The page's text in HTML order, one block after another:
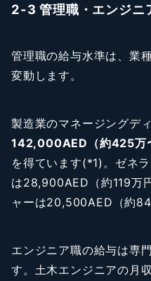
2-3 管理職・エンジニ
管理職の給与水準は、業
変動します。
製造業のマネージングデ
142,000AED（約425万
を得ています(*1)。ゼネ
は28,900AED（約119万
ャーは20,500AED（約84
エンジニア職の給与は専
す。土木エンジニアの月